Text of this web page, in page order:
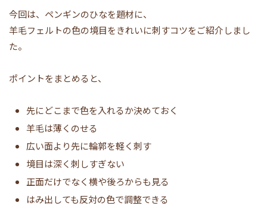
今回は、ペンギンのひなを題材に、
羊毛フェルトの色の境目をきれいに刺すコツをご紹介しまし
た。
ポイントをまとめると、
先にどこまで色を入れるか決めておく
羊毛は薄くのせる
広い面より先に輪郭を軽く刺す
境目は深く刺しすぎない
正面だけでなく横や後ろからも見る
はみ出しても反対の色で調整できる